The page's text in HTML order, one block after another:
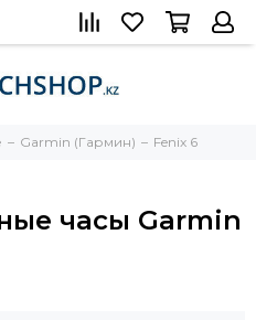
Garmin (Гармин) Fenix 6
часы Garmin